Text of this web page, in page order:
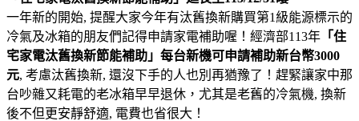
一年新的開始, 提醒大家今年有汰舊換新購買第1級能源標示的
冷氣及冰箱的朋友們記得申請家電補助喔！經濟部113年 「住
宅家電汰舊換新節能補助」每台新機可申請補助新台幣3000
元, 考慮汰舊換新, 還沒下手的人也別再猶豫了！趕緊讓家中那
台吵雜又耗電的老冰箱早早退休，尤其是老舊的冷氣機, 換新
後不但更安靜舒適, 電費也省很大！